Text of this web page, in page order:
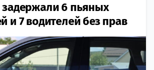
6 пьяных
и 7 водителей без прав